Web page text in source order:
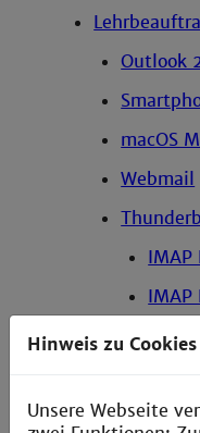
Outlook
macOS
Webmail
IMAP
Regeln zur
Kalender
Hinweis zu Cookies
Unsere Webseite